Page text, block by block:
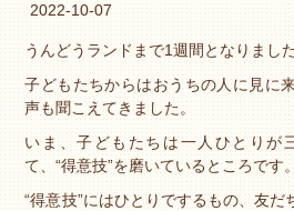
2022-10-07
うんどうランドまで1週間となりました
子どもたちからはおうちの人に見に
声も聞こえてきました。
いま、子どもたちは一人ひとりが
て、“得意技”を磨いているところです。
“得意技”にはひとりでするもの、友だ